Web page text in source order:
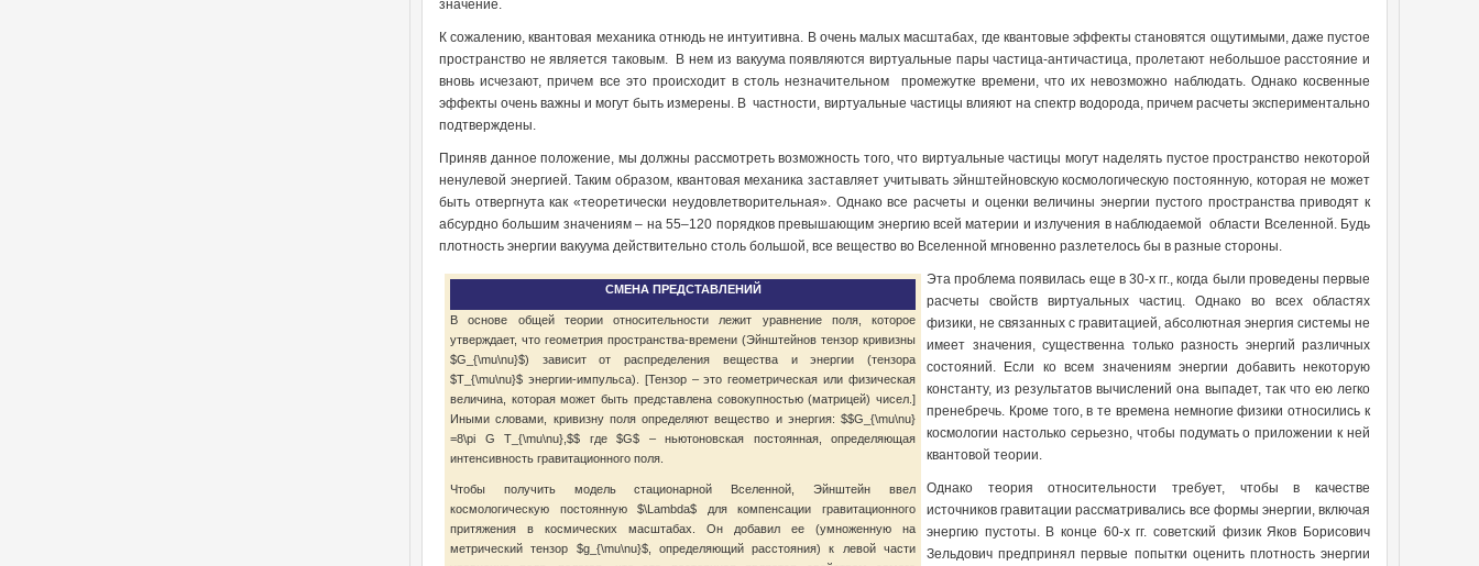
значение.
К сожалению, квантовая механика отнюдь не интуитивна. В очень малых масштабах, где квантовые эффекты становятся ощутимыми, даже пустое
пространство не является таковым. В нем из вакуума появляются виртуальные пары частица-античастица, пролетают небольшое расстояние и
вновь исчезают, причем все это происходит в столь незначительном промежутке времени, что их невозможно наблюдать. Однако косвенные
эффекты очень важны и могут быть измерены. В частности, виртуальные частицы влияют на спектр водорода, причем расчеты экспериментально
подтверждены.
Приняв данное положение, мы должны рассмотреть возможность того, что виртуальные частицы могут наделять пустое пространство некоторой
ненулевой энергией. Таким образом, квантовая механика заставляет учитывать эйнштейновскую космологическую постоянную, которая не может
быть отвергнута как «теоретически неудовлетворительная». Однако все расчеты и оценки величины энергии пустого пространства приводят к
абсурдно большим значениям – на 55–120 порядков превышающим энергию всей материи и излучения в наблюдаемой области Вселенной. Будь
плотность энергии вакуума действительно столь большой, все вещество во Вселенной мгновенно разлетелось бы в разные стороны.
СМЕНА ПРЕДСТАВЛЕНИЙ
В основе общей теории относительности лежит уравнение поля, которое
утверждает, что геометрия пространства-времени (Эйнштейнов тензор кривизны
$G_{\mu\nu}$) зависит от распределения вещества и энергии (тензора
$T_{\mu\nu}$ энергии-импульса). [Тензор – это геометрическая или физическая
величина, которая может быть представлена совокупностью (матрицей) чисел.]
Иными словами, кривизну поля определяют вещество и энергия: $$G_{\mu\nu}
=8\pi G T_{\mu\nu},$$ где $G$ – ньютоновская постоянная, определяющая
интенсивность гравитационного поля.
Чтобы получить модель стационарной Вселенной, Эйнштейн ввел
космологическую постоянную $\Lambda$ для компенсации гравитационного
притяжения в космических масштабах. Он добавил ее (умноженную на
метрический тензор $g_{\mu\nu}$, определяющий расстояния) к левой части
Эта проблема появилась еще в 30-х гг., когда были проведены первые
расчеты свойств виртуальных частиц. Однако во всех областях
физики, не связанных с гравитацией, абсолютная энергия системы не
имеет значения, существенна только разность энергий различных
состояний. Если ко всем значениям энергии добавить некоторую
константу, из результатов вычислений она выпадет, так что ею легко
пренебречь. Кроме того, в те времена немногие физики относились к
космологии настолько серьезно, чтобы подумать о приложении к ней
квантовой теории.
Однако теория относительности требует, чтобы в качестве
источников гравитации рассматривались все формы энергии, включая
энергию пустоты. В конце 60-х гг. советский физик Яков Борисович
Зельдович предпринял первые попытки оценить плотность энергии